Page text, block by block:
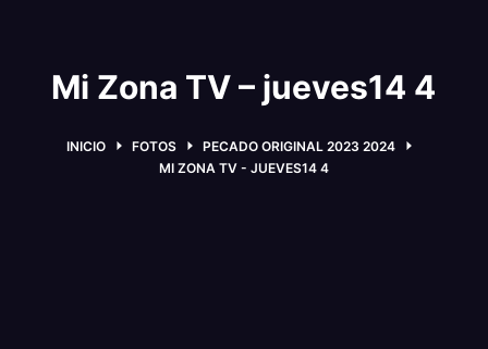
Mi Zona TV – jueves14 4
INICIO FOTOS
PECADO ORIGINAL 2023 2024
MI ZONA TV - JUEVES14 4